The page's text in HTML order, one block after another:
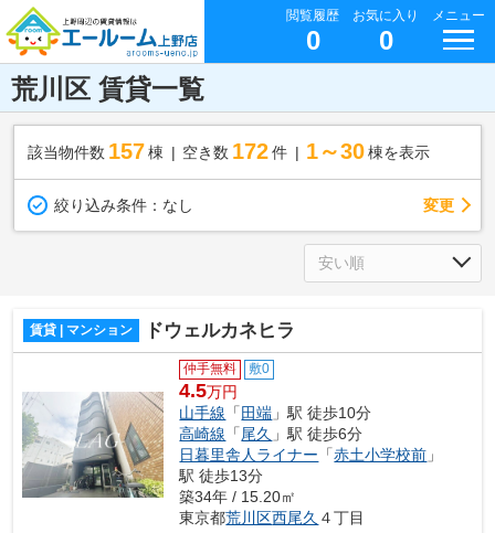
閲覧履歴
0
お気に入り
0
メニュー
荒川区 賃貸一覧
該当物件数 157棟 空き数 172 件 1～30 棟を表示
絞り込み条件： なし 変更
賃貸 | マンション ドウェルカネヒラ
仲手無料 敷0
4.5万円
山手線 「 田端 」駅 徒歩10分
高崎線 「尾久 」駅 徒歩6分
日暮里舎人ライナー 「赤土小学校前 」
駅 徒歩13分
築34年 / 15.20㎡
東京都荒川区西尾久 ４丁目